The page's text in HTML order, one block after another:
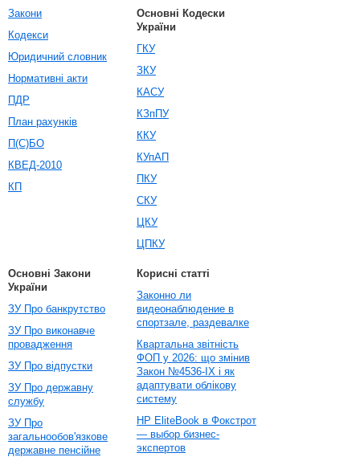
Закони
Кодекси
Юридичний словник
Нормативні акти
ПДР
План рахунків
П(С)БО
КВЕД-2010
КП
Основні Кодески
України
ГКУ
ЗКУ
КАСУ
КЗпПУ
ККУ
КУпАП
ПКУ
СКУ
ЦКУ
ЦПКУ
Основні Закони
України
ЗУ Про банкрутство
ЗУ Про виконавче
провадження
ЗУ Про відпустки
ЗУ Про державну
службу
ЗУ Про
загальнообов'язкове
державне пенсійне
Корисні статті
Законно ли
видеонаблюдение в
спортзале, раздевалке
Квартальна звітність
ФОП у 2026: що змінив
Закон №4536-IX і як
адаптувати облікову
систему
HP EliteBook в Фокстрот
— выбор бизнес-
экспертов